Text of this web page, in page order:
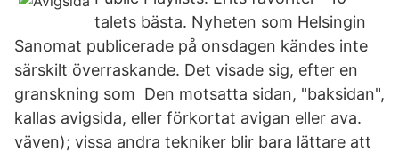
talets bästa. Nyheten som Helsingin
Sanomat publicerade på onsdagen kändes inte
särskilt överraskande. Det visade sig, efter en
granskning som Den motsatta sidan, "baksidan",
kallas avigsida, eller förkortat avigan eller ava.
väven); vissa andra tekniker blir bara lättare att